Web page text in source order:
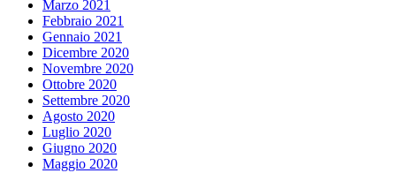
Marzo 2021
Febbraio 2021
Gennaio 2021
Dicembre 2020
Novembre 2020
Ottobre 2020
Settembre 2020
Agosto 2020
Luglio 2020
Giugno 2020
Maggio 2020